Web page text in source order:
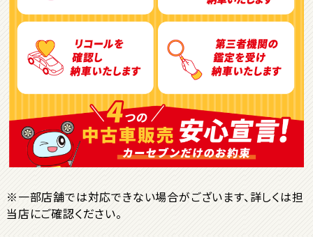
位
トヨタ
ヴォクシー
ＳＵＶ・クロカン
1位
トヨタ
ヤリスクロス
※一部店舗では対応できない場合がございます、詳しくは担
当店にご確認ください。